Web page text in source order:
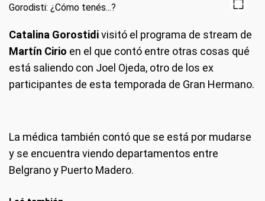
Catalina Gorostidivisitó el programa de stream de
Martín Cirio en el que contó entre otras cosas qué
está saliendo con Joel Ojeda, otro de los ex
participantes de esta temporada de Gran Hermano.
La médica también contó que se está por mudarse
y se encuentra viendo departamentos entre
Belgrano y Puerto Madero.